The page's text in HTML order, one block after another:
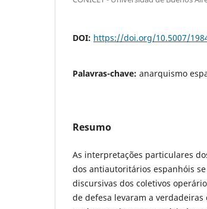
DOI: https://doi.org/10.5007/
Palavras-chave: anarquismo
Resumo
As interpretações particulares
dos antiautoritários espanhóis
discursivas dos coletivos
de defesa levaram a